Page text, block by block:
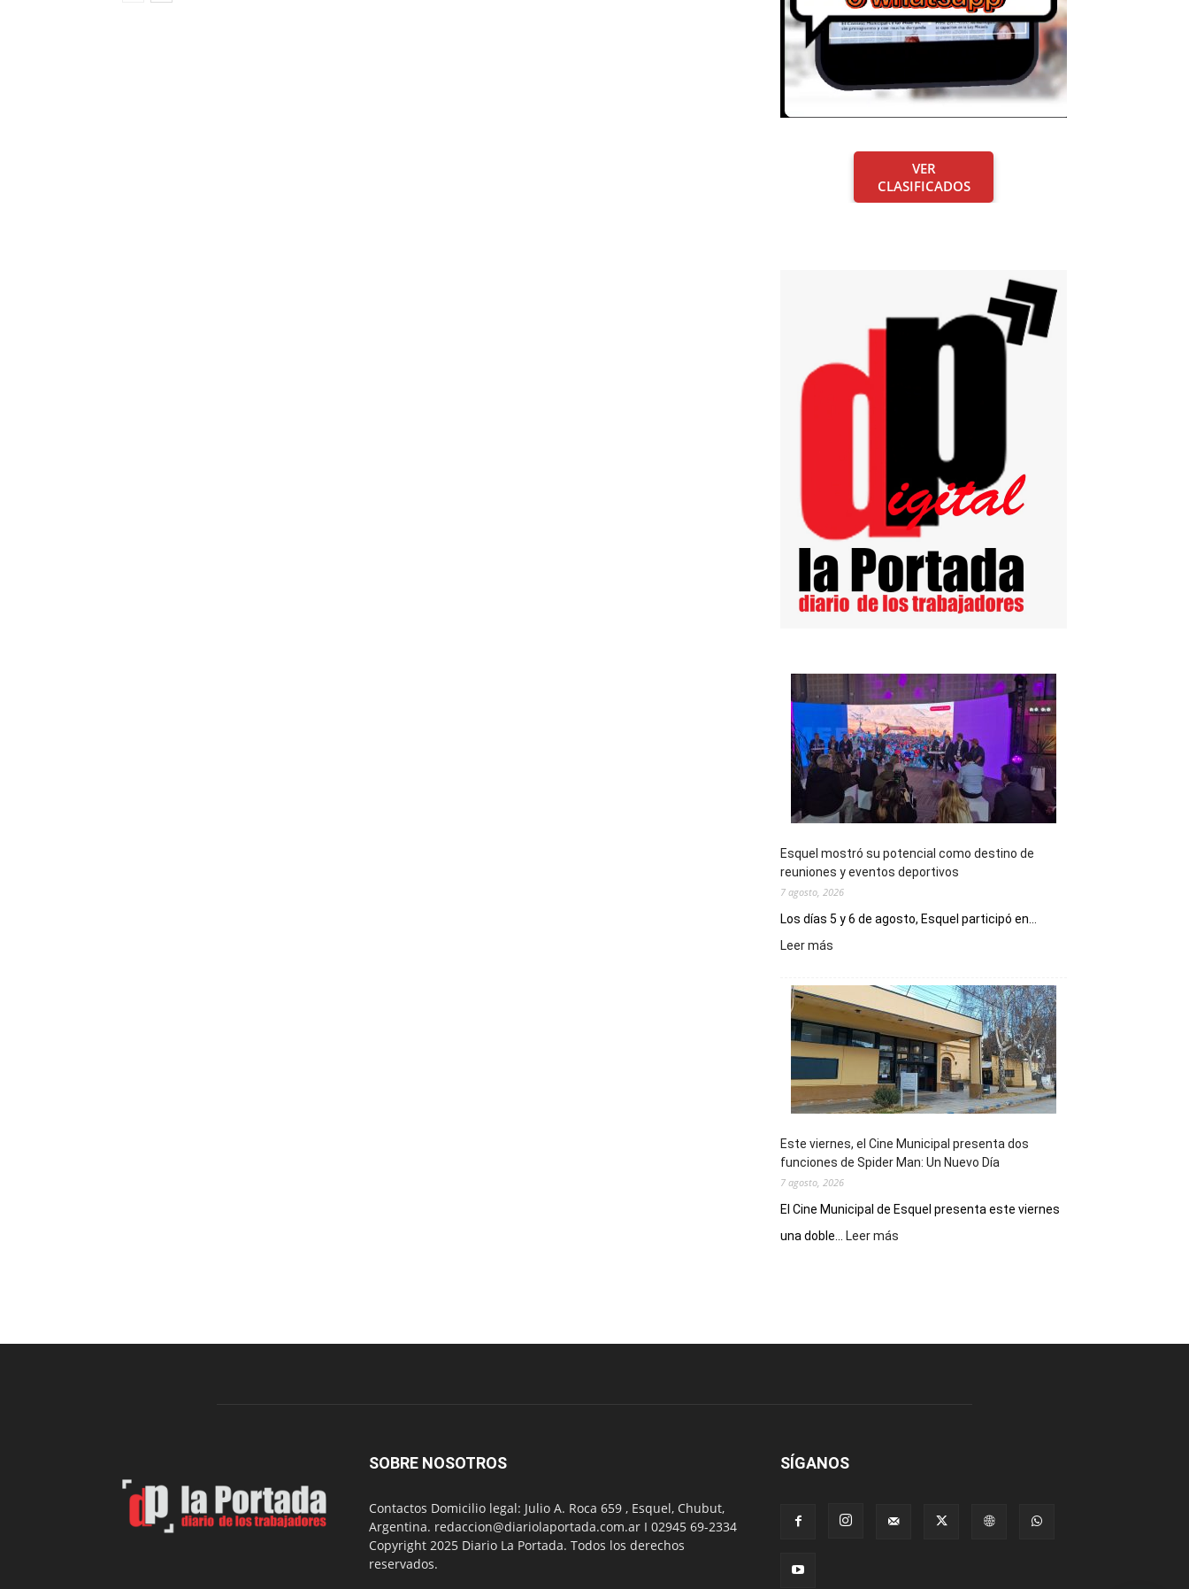
VER
CLASIFICADOS
Esquel mostró su potencial como destino de
reuniones y eventos deportivos
7 agosto, 2026
Los días 5 y 6 de agosto, Esquel participó en...
Leer más
su
potencial
como
destino
de
reuniones
y
deportivos
Este viernes, el Cine Municipal presenta dos
funciones de Spider Man: Un Nuevo Día
7 agosto, 2026
El Cine Municipal de Esquel presenta este viernes
una doble...
Leer más
presenta
SOBRE NOSOTROS
Contactos Domicilio legal: Julio A. Roca 659 , Esquel, Chubut,
Argentina. redaccion@diariolaportada.com.ar I 02945 69-2334
Copyright 2025 Diario La Portada. Todos los derechos
reservados.
SÍGANOS